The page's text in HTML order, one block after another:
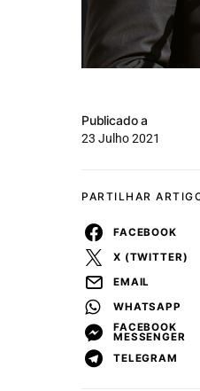
Publicado a
23 Julho 2021
PARTILHAR
FACEBOOK
X (TWITTER)
EMAIL
WHATSAPP
FACEBOOK
MESSENGER
TELEGRAM